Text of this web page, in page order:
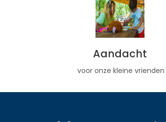
Aandacht
voor onze kleine vrienden